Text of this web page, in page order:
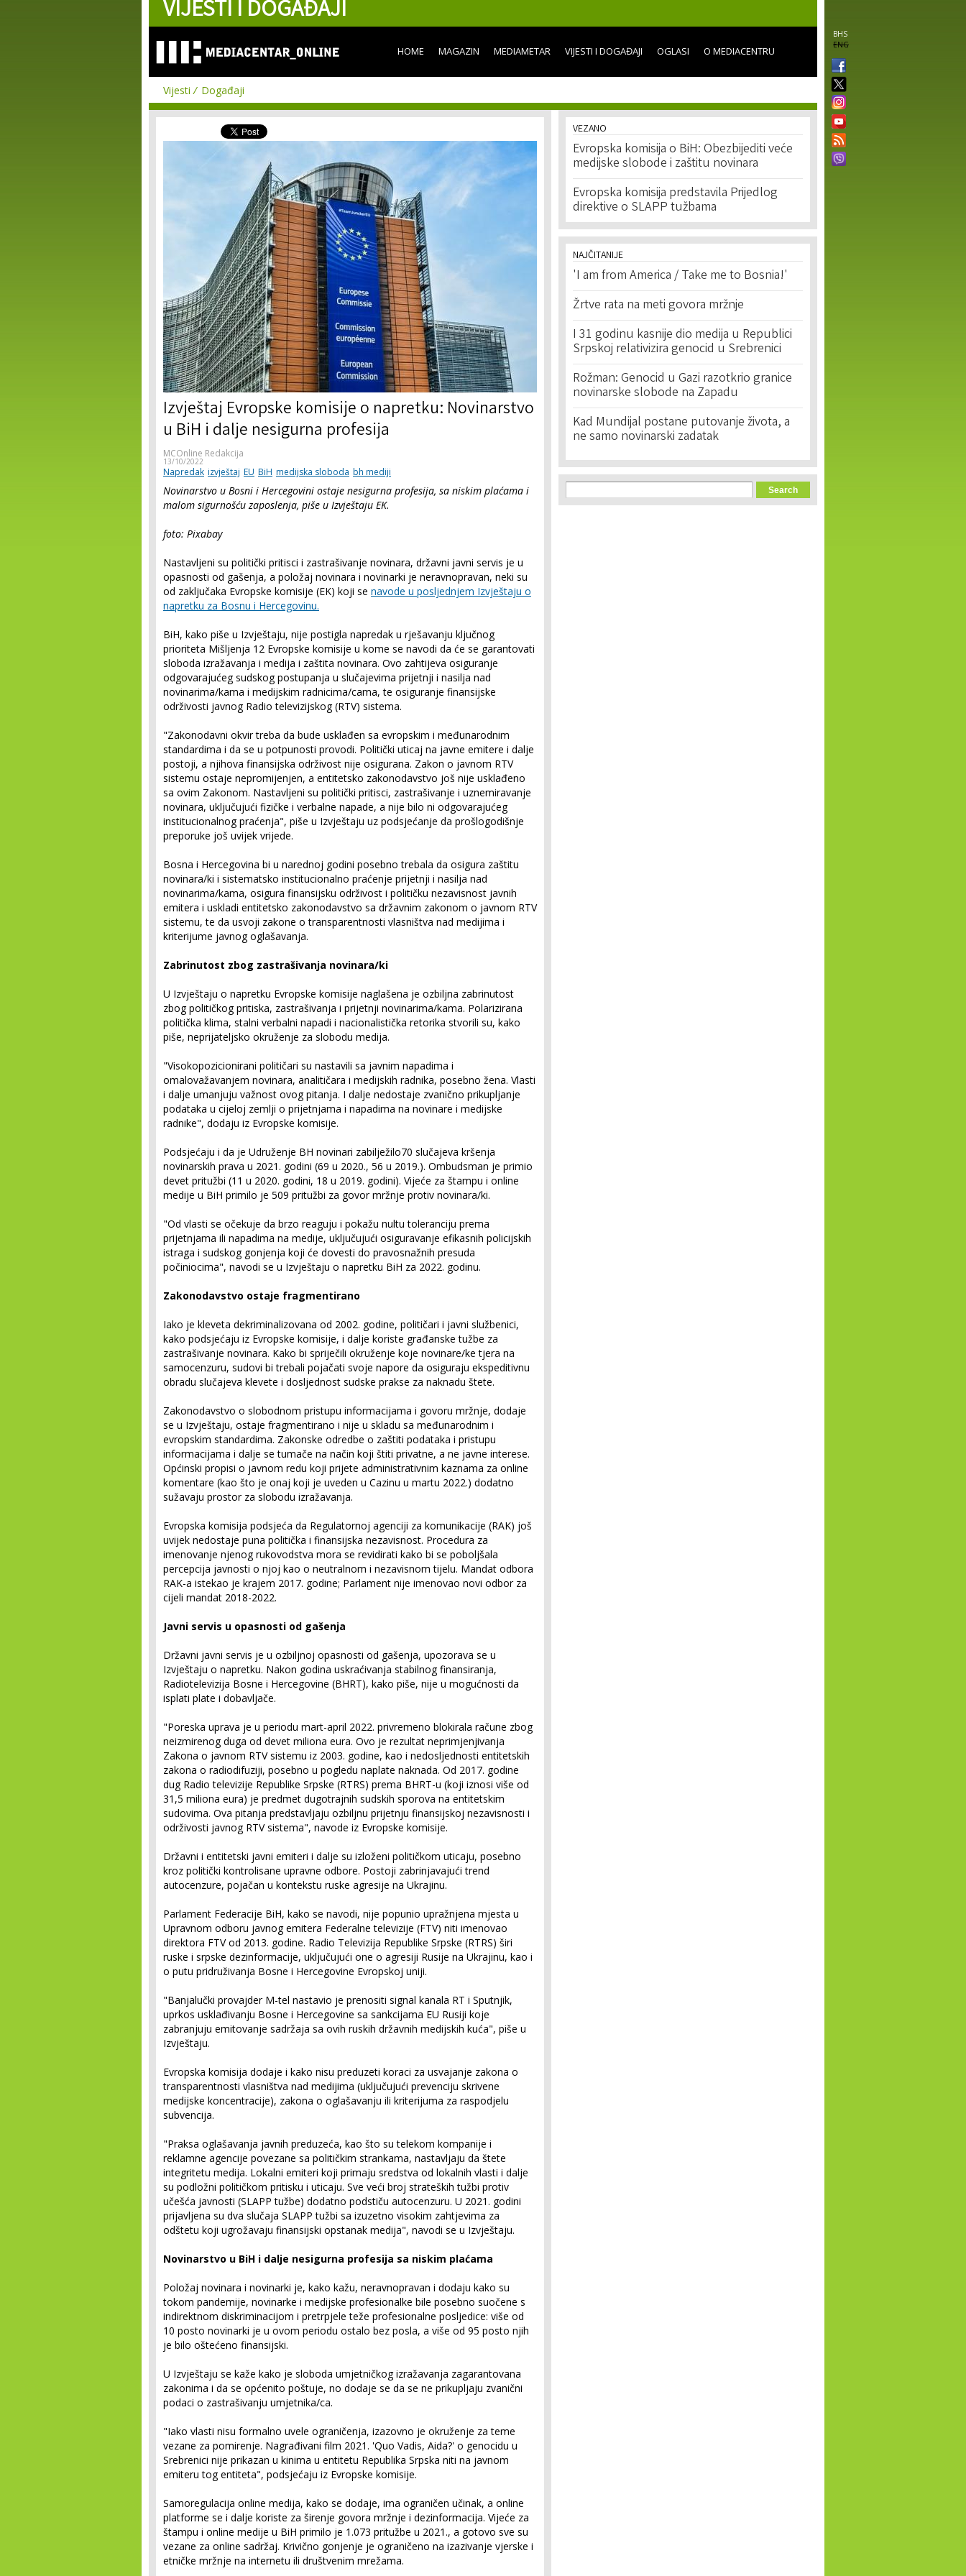
content
VIJESTI I DOGAĐAJI
BHS
ENG
HOME MAGAZIN MEDIAMETAR VIJESTI I DOGAĐAJI OGLASI O MEDIACENTRU
Vijesti Događaji
Izvještaj Evropske komisije o napretku: Novinarstvo
u BiH i dalje nesigurna profesija
MCOnline Redakcija
13/10/2022
Napredak izvještaj EU BiH medijska sloboda bh mediji
Novinarstvo u Bosni i Hercegovini ostaje nesigurna profesija, sa niskim plaćama i
malom sigurnošću zaposlenja, piše u Izvještaju EK.
foto: Pixabay
Nastavljeni su politički pritisci i zastrašivanje novinara, državni javni servis je u
opasnosti od gašenja, a položaj novinara i novinarki je neravnopravan, neki su
od zaključaka Evropske komisije (EK) koji se navode u posljednjem Izvještaju o
napretku za Bosnu i Hercegovinu.
BiH, kako piše u Izvještaju, nije postigla napredak u rješavanju ključnog
prioriteta Mišljenja 12 Evropske komisije u kome se navodi da će se garantovati
sloboda izražavanja i medija i zaštita novinara. Ovo zahtijeva osiguranje
odgovarajućeg sudskog postupanja u slučajevima prijetnji i nasilja nad
novinarima/kama i medijskim radnicima/cama, te osiguranje finansijske
održivosti javnog Radio televizijskog (RTV) sistema.
"Zakonodavni okvir treba da bude usklađen sa evropskim i međunarodnim
standardima i da se u potpunosti provodi. Politički uticaj na javne emitere i dalje
postoji, a njihova finansijska održivost nije osigurana. Zakon o javnom RTV
sistemu ostaje nepromijenjen, a entitetsko zakonodavstvo još nije usklađeno
sa ovim Zakonom. Nastavljeni su politički pritisci, zastrašivanje i uznemiravanje
novinara, uključujući fizičke i verbalne napade, a nije bilo ni odgovarajućeg
institucionalnog praćenja", piše u Izvještaju uz podsjećanje da prošlogodišnje
preporuke još uvijek vrijede.
Bosna i Hercegovina bi u narednoj godini posebno trebala da osigura zaštitu
novinara/ki i sistematsko institucionalno praćenje prijetnji i nasilja nad
novinarima/kama, osigura finansijsku održivost i političku nezavisnost javnih
emitera i uskladi entitetsko zakonodavstvo sa državnim zakonom o javnom RTV
sistemu, te da usvoji zakone o transparentnosti vlasništva nad medijima i
kriterijume javnog oglašavanja.
Zabrinutost zbog zastrašivanja novinara/ki
U Izvještaju o napretku Evropske komisije naglašena je ozbiljna zabrinutost
zbog političkog pritiska, zastrašivanja i prijetnji novinarima/kama. Polarizirana
politička klima, stalni verbalni napadi i nacionalistička retorika stvorili su, kako
piše, neprijateljsko okruženje za slobodu medija.
"Visokopozicionirani političari su nastavili sa javnim napadima i
omalovažavanjem novinara, analitičara i medijskih radnika, posebno žena. Vlasti
i dalje umanjuju važnost ovog pitanja. I dalje nedostaje zvanično prikupljanje
podataka u cijeloj zemlji o prijetnjama i napadima na novinare i medijske
radnike", dodaju iz Evropske komisije.
Podsjećaju i da je Udruženje BH novinari zabilježilo70 slučajeva kršenja
novinarskih prava u 2021. godini (69 u 2020., 56 u 2019.). Ombudsman je primio
devet pritužbi (11 u 2020. godini, 18 u 2019. godini). Vijeće za štampu i online
medije u BiH primilo je 509 pritužbi za govor mržnje protiv novinara/ki.
"Od vlasti se očekuje da brzo reaguju i pokažu nultu toleranciju prema
prijetnjama ili napadima na medije, uključujući osiguravanje efikasnih policijskih
istraga i sudskog gonjenja koji će dovesti do pravosnažnih presuda
počiniocima", navodi se u Izvještaju o napretku BiH za 2022. godinu.
Zakonodavstvo ostaje fragmentirano
Iako je kleveta dekriminalizovana od 2002. godine, političari i javni službenici,
kako podsjećaju iz Evropske komisije, i dalje koriste građanske tužbe za
zastrašivanje novinara. Kako bi spriječili okruženje koje novinare/ke tjera na
samocenzuru, sudovi bi trebali pojačati svoje napore da osiguraju ekspeditivnu
obradu slučajeva klevete i dosljednost sudske prakse za naknadu štete.
Zakonodavstvo o slobodnom pristupu informacijama i govoru mržnje, dodaje
se u Izvještaju, ostaje fragmentirano i nije u skladu sa međunarodnim i
evropskim standardima. Zakonske odredbe o zaštiti podataka i pristupu
informacijama i dalje se tumače na način koji štiti privatne, a ne javne interese.
Općinski propisi o javnom redu koji prijete administrativnim kaznama za online
komentare (kao što je onaj koji je uveden u Cazinu u martu 2022.) dodatno
sužavaju prostor za slobodu izražavanja.
Evropska komisija podsjeća da Regulatornoj agenciji za komunikacije (RAK) još
uvijek nedostaje puna politička i finansijska nezavisnost. Procedura za
imenovanje njenog rukovodstva mora se revidirati kako bi se poboljšala
percepcija javnosti o njoj kao o neutralnom i nezavisnom tijelu. Mandat odbora
RAK-a istekao je krajem 2017. godine; Parlament nije imenovao novi odbor za
cijeli mandat 2018-2022.
Javni servis u opasnosti od gašenja
Državni javni servis je u ozbiljnoj opasnosti od gašenja, upozorava se u
Izvještaju o napretku. Nakon godina uskraćivanja stabilnog finansiranja,
Radiotelevizija Bosne i Hercegovine (BHRT), kako piše, nije u mogućnosti da
isplati plate i dobavljače.
"Poreska uprava je u periodu mart-april 2022. privremeno blokirala račune zbog
neizmirenog duga od devet miliona eura. Ovo je rezultat neprimjenjivanja
Zakona o javnom RTV sistemu iz 2003. godine, kao i nedosljednosti entitetskih
zakona o radiodifuziji, posebno u pogledu naplate naknada. Od 2017. godine
dug Radio televizije Republike Srpske (RTRS) prema BHRT-u (koji iznosi više od
31,5 miliona eura) je predmet dugotrajnih sudskih sporova na entitetskim
sudovima. Ova pitanja predstavljaju ozbiljnu prijetnju finansijskoj nezavisnosti i
održivosti javnog RTV sistema", navode iz Evropske komisije.
Državni i entitetski javni emiteri i dalje su izloženi političkom uticaju, posebno
kroz politički kontrolisane upravne odbore. Postoji zabrinjavajući trend
autocenzure, pojačan u kontekstu ruske agresije na Ukrajinu.
Parlament Federacije BiH, kako se navodi, nije popunio upražnjena mjesta u
Upravnom odboru javnog emitera Federalne televizije (FTV) niti imenovao
direktora FTV od 2013. godine. Radio Televizija Republike Srpske (RTRS) širi
ruske i srpske dezinformacije, uključujući one o agresiji Rusije na Ukrajinu, kao i
o putu pridruživanja Bosne i Hercegovine Evropskoj uniji.
"Banjalučki provajder M-tel nastavio je prenositi signal kanala RT i Sputnjik,
uprkos usklađivanju Bosne i Hercegovine sa sankcijama EU Rusiji koje
zabranjuju emitovanje sadržaja sa ovih ruskih državnih medijskih kuća", piše u
Izvještaju.
Evropska komisija dodaje i kako nisu preduzeti koraci za usvajanje zakona o
transparentnosti vlasništva nad medijima (uključujući prevenciju skrivene
medijske koncentracije), zakona o oglašavanju ili kriterijuma za raspodjelu
subvencija.
"Praksa oglašavanja javnih preduzeća, kao što su telekom kompanije i
reklamne agencije povezane sa političkim strankama, nastavljaju da štete
integritetu medija. Lokalni emiteri koji primaju sredstva od lokalnih vlasti i dalje
su podložni političkom pritisku i uticaju. Sve veći broj strateških tužbi protiv
učešća javnosti (SLAPP tužbe) dodatno podstiču autocenzuru. U 2021. godini
prijavljena su dva slučaja SLAPP tužbi sa izuzetno visokim zahtjevima za
odštetu koji ugrožavaju finansijski opstanak medija", navodi se u Izvještaju.
Novinarstvo u BiH i dalje nesigurna profesija sa niskim plaćama
Položaj novinara i novinarki je, kako kažu, neravnopravan i dodaju kako su
tokom pandemije, novinarke i medijske profesionalke bile posebno suočene s
indirektnom diskriminacijom i pretrpjele teže profesionalne posljedice: više od
10 posto novinarki je u ovom periodu ostalo bez posla, a više od 95 posto njih
je bilo oštećeno finansijski.
U Izvještaju se kaže kako je sloboda umjetničkog izražavanja zagarantovana
zakonima i da se općenito poštuje, no dodaje se da se ne prikupljaju zvanični
podaci o zastrašivanju umjetnika/ca.
"Iako vlasti nisu formalno uvele ograničenja, izazovno je okruženje za teme
vezane za pomirenje. Nagrađivani film 2021. 'Quo Vadis, Aida?' o genocidu u
Srebrenici nije prikazan u kinima u entitetu Republika Srpska niti na javnom
emiteru tog entiteta", podsjećaju iz Evropske komisije.
Samoregulacija online medija, kako se dodaje, ima ograničen učinak, a online
platforme se i dalje koriste za širenje govora mržnje i dezinformacija. Vijeće za
štampu i online medije u BiH primilo je 1.073 pritužbe u 2021., a gotovo sve su
vezane za online sadržaj. Krivično gonjenje je ograničeno na izazivanje vjerske i
etničke mržnje na internetu ili društvenim mrežama.
VEZANO
Evropska komisija o BiH: Obezbijediti veće
medijske slobode i zaštitu novinara
Evropska komisija predstavila Prijedlog
direktive o SLAPP tužbama
NAJČITANIJE
'I am from America / Take me to Bosnia!'
Žrtve rata na meti govora mržnje
I 31 godinu kasnije dio medija u Republici
Srpskoj relativizira genocid u Srebrenici
Rožman: Genocid u Gazi razotkrio granice
novinarske slobode na Zapadu
Kad Mundijal postane putovanje života, a
ne samo novinarski zadatak
Search form
Search